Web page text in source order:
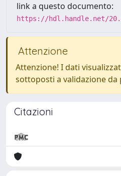
link a questo documento:
https://hdl.handle.net/
Attenzione
Attenzione! I dati
sottoposti a validazione da
Citazioni